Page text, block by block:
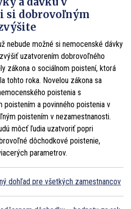
si dobrovoľným
nebude možné si nemocenské dávky
uzatvorením dobrovoľného
zákona o sociálnom poistení, ktorá
tohto roka. Novelou zákona sa
poistenia s
a povinného poistenia v
poistením v nezamestnanosti.
môcť ľudia uzatvoriť popri
dôchodkové poistenie,
parametrov.
dohľad pre všetkých zamestnancov